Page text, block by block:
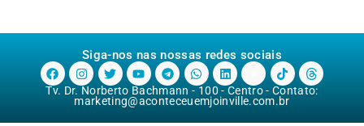
Siga-nos nas nossas redes sociais
Tv. Dr. Norberto Bachmann - 100 - Centro - Contato:
marketing@aconteceuemjoinville.com.br